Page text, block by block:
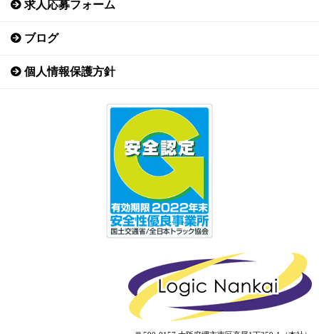
求人応募フォーム
ブログ
個人情報保護方針